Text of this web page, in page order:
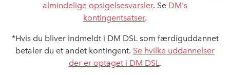
almindelige opsigelsesvarsler. Se DM's
kontingentsatser.
*Hvis du bliver indmeldt i DM DSL som færdiguddannet
betaler du et andet kontingent. Se hvilke uddannelser
der er optaget i DM DSL.